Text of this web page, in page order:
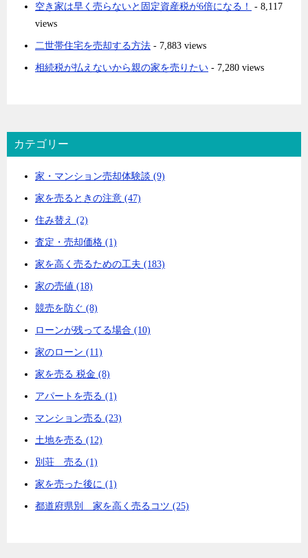
空き家は早く売らないと固定資産税が6倍になる！
- 8,117
views
二世帯住宅を売却する方法 - 7,883 views
相続税が払えないから親の家を売りたい - 7,280 views
カテゴリー
家・マンション売却体験談 (9)
家を売るときの注意 (47)
住み替え (2)
査定・売却価格 (1)
家を高く売るための工夫 (183)
家の売値 (18)
競売を防ぐ (8)
ローンが残ってる場合 (10)
家のローン (11)
家を売る 税金 (8)
アパートを売る (1)
マンション売る (23)
土地を売る (12)
別荘 売る (1)
家を売った後に (1)
都道府県別 家を高く売るコツ (25)